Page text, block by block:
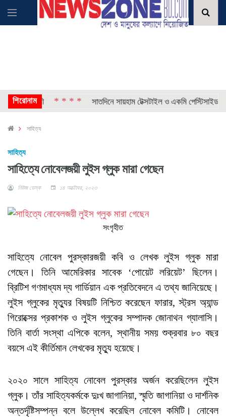
শিরোনাম
যাত্রী * * * * সাতদিনে সায়হাম টেক্সটাইল ও একমি পেস্টিসাইডসে
সাহিত্য
সাহিত্য
সাহিত্যে নোবেলজয়ী লুইস গ্লুক মারা গেছেন
নিউজ ডেস্ক ১৪ অক্টোবর, ২০২৩
সংগৃহীত
সাহিত্যে নোবেল পুরস্কারজয়ী কবি ও লেখক লুইস গ্লুক মারা
গেছেন। তিনি আমেরিকার সাবেক ‘পোয়েট লরিয়েট’ ছিলেন।
ব্রিটিশ গণমাধ্যম দ্য গার্ডিয়ান এক প্রতিবেদনে এ তথ্য জানিয়েছে।
লুইস গ্লুকের মৃত্যুর বিষয়টি নিশ্চিত করেছেন ফারার, স্ট্রস অ্যান্ড
গিরোক্সের প্রকাশক ও লুইস গ্লুকের সম্পাদক জোনাথন গ্যালাসি।
তিনি বার্তা সংস্থা এপিকে বলেন, স্থানীয় সময় শুক্রবার ৮০ বছর
বয়সে এই কীর্তিমান লেখকের মৃত্যু হয়েছে।
২০২০ সালে সাহিত্য নোবেল পুরস্কার অর্জন করেছিলেন লুইস
গ্লুক। তাঁর সাহিত্যকর্মকে দুঃখ জাগানিয়া, স্মৃতি জাগানিয়া ও দার্শনিক
অন্তর্দৃষ্টিসম্পন্ন বলে উল্লেখ করেছিল নোবেল কমিটি। নোবেল